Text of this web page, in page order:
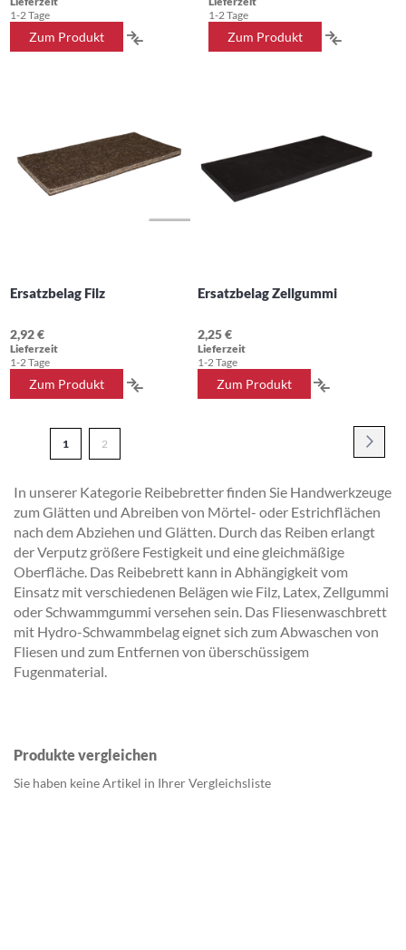
1-2 Tage
Zum Produkt
1-2 Tage
Zum Produkt
Ersatzbelag Filz
2,92 €
Lieferzeit
1-2 Tage
Zum Produkt
Ersatzbelag Zellgummi
2,25 €
Lieferzeit
1-2 Tage
Zum Produkt
Sie
gerade
1 Seite
2
In unserer Kategorie Reibebretter finden Sie Handwerkzeuge
zum Glätten und Abreiben von Mörtel- oder Estrichflächen
nach dem Abziehen und Glätten. Durch das Reiben erlangt
der Verputz größere Festigkeit und eine gleichmäßige
Oberfläche. Das Reibebrett kann in Abhängigkeit vom
Einsatz mit verschiedenen Belägen wie Filz, Latex, Zellgummi
oder Schwammgummi versehen sein. Das Fliesenwaschbrett
mit Hydro-Schwammbelag eignet sich zum Abwaschen von
Fliesen und zum Entfernen von überschüssigem
Fugenmaterial.
Produkte vergleichen
Sie haben keine Artikel in Ihrer Vergleichsliste